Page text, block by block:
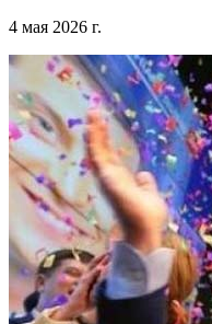
4 мая 2026 г.